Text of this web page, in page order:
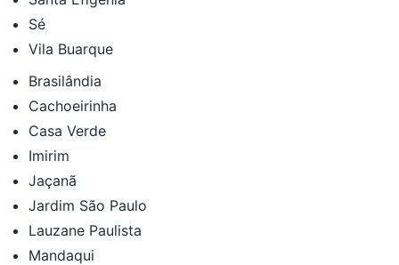
Sé
Vila Buarque
Brasilândia
Cachoeirinha
Casa Verde
Imirim
Jaçanã
Jardim São Paulo
Lauzane Paulista
Mandaqui